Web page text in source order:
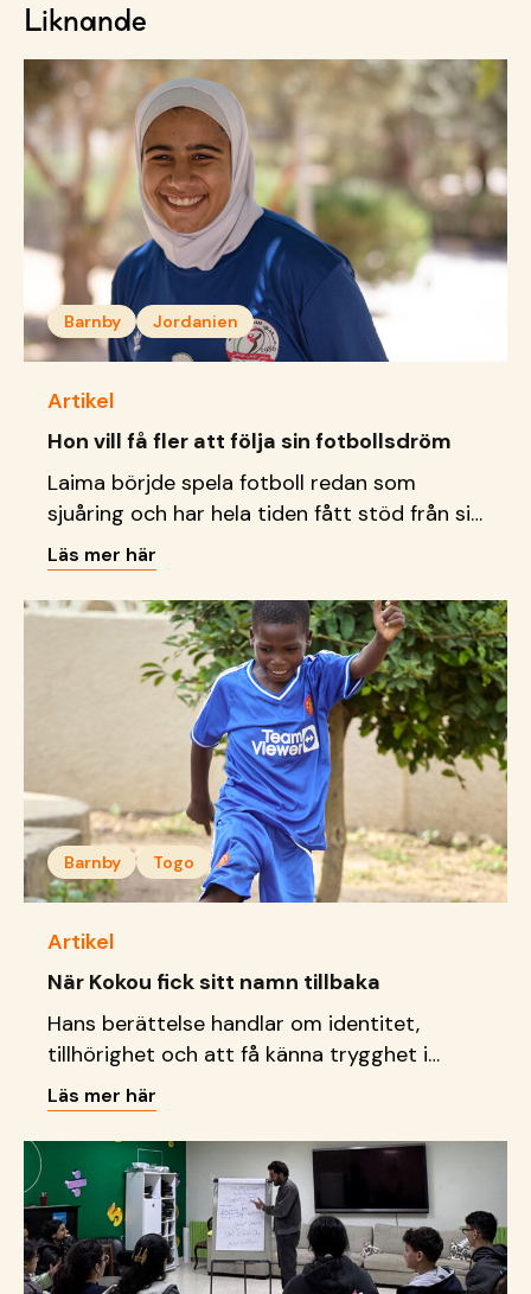
Liknande
Barnby Jordanien
Artikel
Hon vill få fler att följa sin fotbollsdröm
Laima börjde spela fotboll redan som
sjuåring och har hela tiden fått stöd från sin
SOS-mamma att följa sin dröm mot att blir
fotbollsproffs.
Läs mer här
Barnby Togo
Artikel
När Kokou fick sitt namn tillbaka
Hans berättelse handlar om identitet,
tillhörighet och att få känna trygghet i
grunden.
Läs mer här